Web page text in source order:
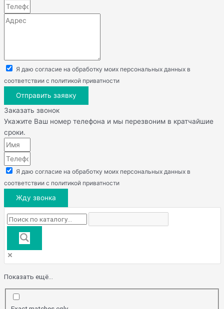
Я даю согласие на обработку моих персональных данных в
соответствии с политикой приватности
Отправить заявку
Заказать звонок
Укажите Ваш номер телефона и мы перезвоним в кратчайшие
сроки.
Я даю согласие на обработку моих персональных данных в
соответствии с политикой приватности
Жду звонка
Показать ещё...